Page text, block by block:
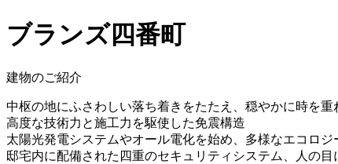
ブランズ四番町
建物のご紹介
中枢の地にふさわしい落ち着きをたたえ、穏やかに時を重
高度な技術力と施工力を駆使した免震構造
太陽光発電システムやオール電化を始め、多様なエコロジ
邸宅内に配備された四重のセキュリティシステム、人の目